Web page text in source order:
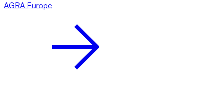
AGRA Europe